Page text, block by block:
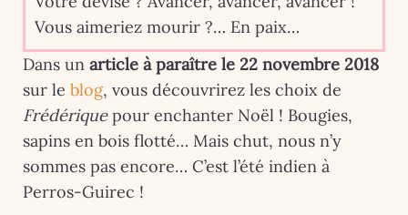
Vous aimeriez mourir ?… En paix…
Dans un article à paraître le 22 novembre 2018
sur le blog, vous découvrirez les choix de
Frédériquepour enchanter Noël ! Bougies,
sapins en bois flotté… Mais chut, nous n’y
sommes pas encore… C’est l’été indien à
Perros-Guirec !